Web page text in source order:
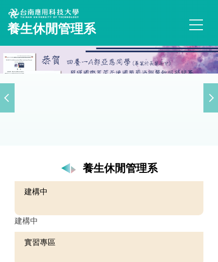
跳
到
主
內
養生休閒管理系
養生休閒管理系
建構中
建構中
實習專區